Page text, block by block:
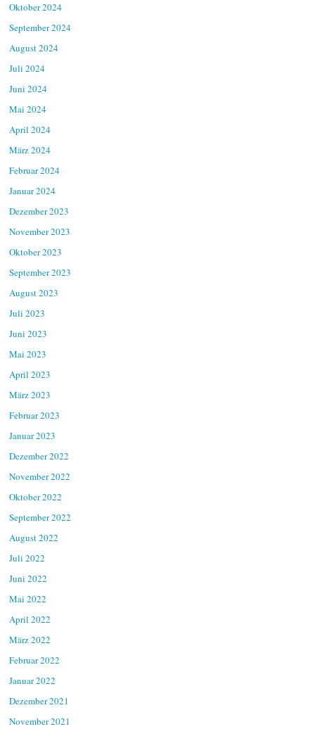
Oktober 2024
September 2024
August 2024
Juli 2024
Juni 2024
Mai 2024
April 2024
März 2024
Februar 2024
Januar 2024
Dezember 2023
November 2023
Oktober 2023
September 2023
August 2023
Juli 2023
Juni 2023
Mai 2023
April 2023
März 2023
Februar 2023
Januar 2023
Dezember 2022
November 2022
Oktober 2022
September 2022
August 2022
Juli 2022
Juni 2022
Mai 2022
April 2022
März 2022
Februar 2022
Januar 2022
Dezember 2021
November 2021